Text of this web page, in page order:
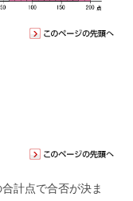
計点で合否が決ま